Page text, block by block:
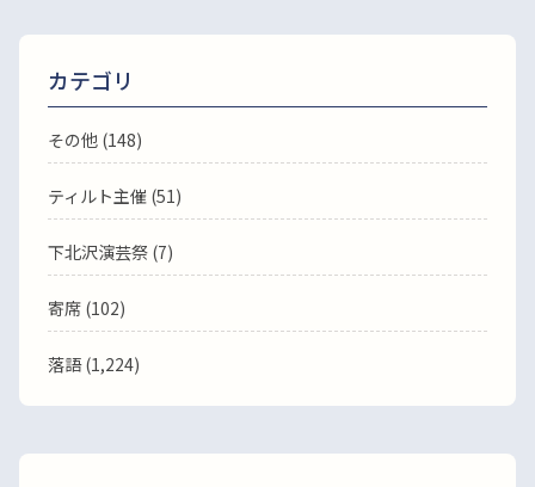
カテゴリ
その他 (148)
ティルト主催 (51)
下北沢演芸祭 (7)
寄席 (102)
落語(1,224)